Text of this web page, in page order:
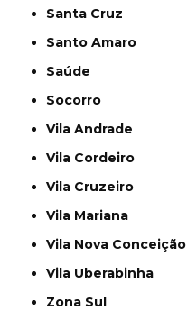
Santa Cruz
Santo Amaro
Saúde
Socorro
Vila Andrade
Vila Cordeiro
Vila Cruzeiro
Vila Mariana
Vila Nova Conceição
Vila Uberabinha
Zona Sul